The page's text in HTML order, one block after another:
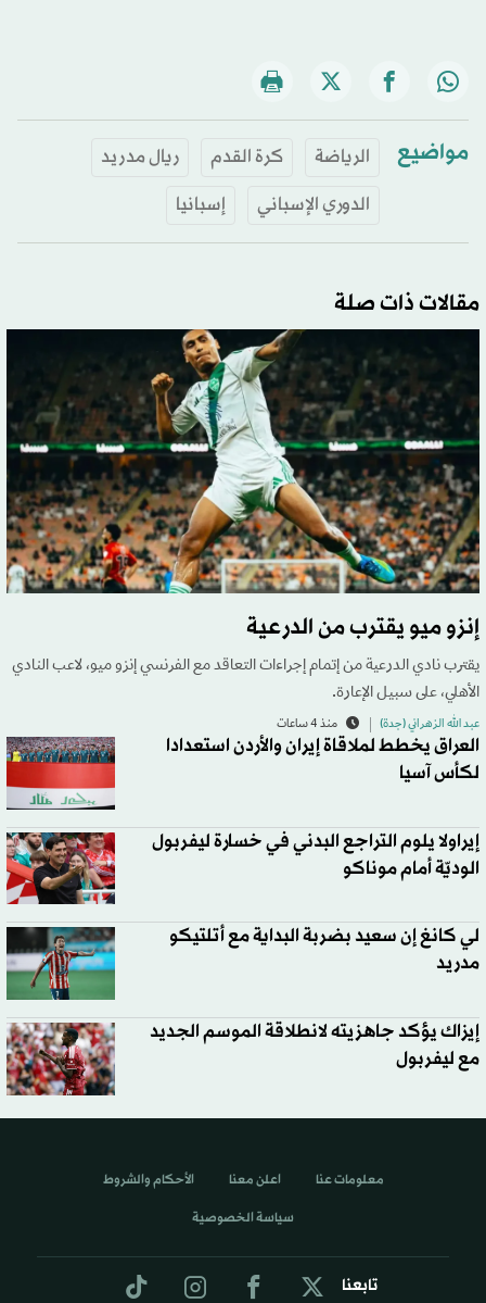
مواضيع الرياضة كرة القدم
ريال مدريد
الدوري الإسباني
إسبانيا
مقالات ذات صلة
إنزو ميو يقترب من الدرعية
يقترب نادي الدرعية من إتمام إجراءات التعاقد مع الفرنسي إنزو ميو، لاعب النادي
الأهلي، على سبيل الإعارة.
عبد الله الزهراني (جدة) منذ 4 ساعات
العراق يخطط لملاقاة إيران والأردن استعدادا
لكأس آسيا
إيراولا يلوم التراجع البدني في خسارة ليفربول
الوديّة أمام موناكو
لي كانغ إن سعيد بضربة البداية مع أتلتيكو
مدريد
إيزاك يؤكد جاهزيته لانطلاقة الموسم الجديد
مع ليفربول
تابعنا
معلومات عنا اعلن معنا الأحكام والشروط
سياسة الخصوصية